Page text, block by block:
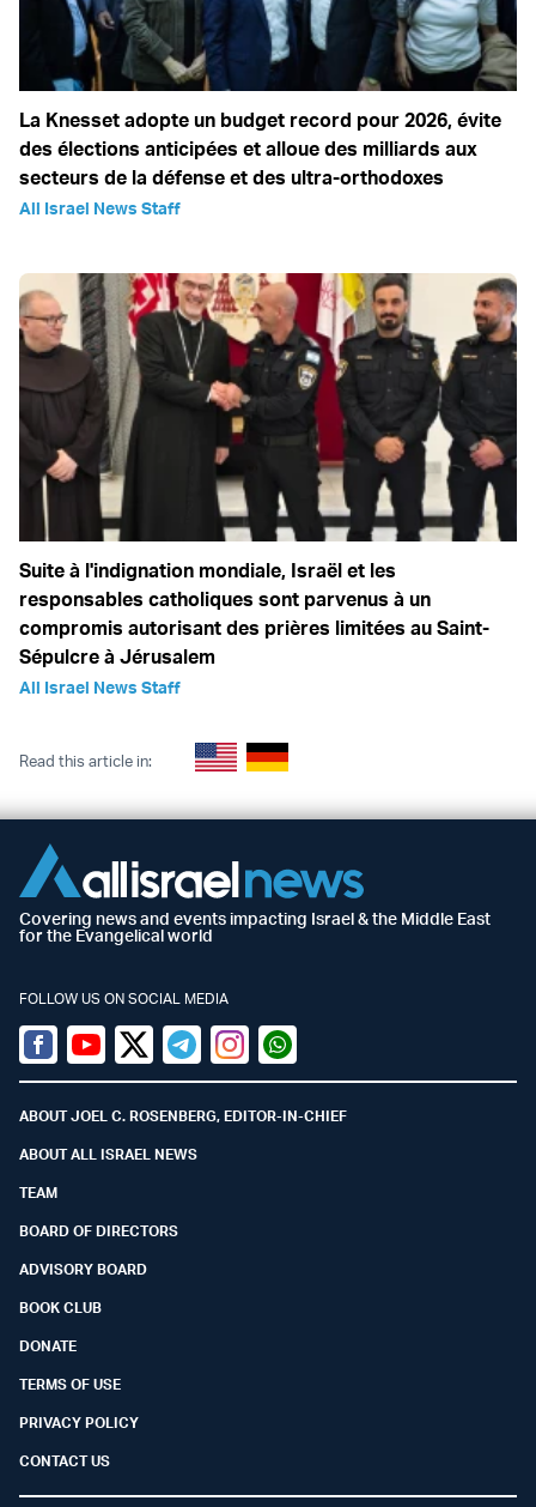
La Knesset adopte un budget record pour 2026, évite
des élections anticipées et alloue des milliards aux
secteurs de la défense et des ultra-orthodoxes
All Israel News Staff
Suite à l'indignation mondiale, Israël et les
responsables catholiques sont parvenus à un
compromis autorisant des prières limitées au Saint-
Sépulcre à Jérusalem
All Israel News Staff
Read this article in:
Covering news and events impacting Israel & the Middle East
for the Evangelical world
FOLLOW US ON SOCIAL MEDIA
Facebook
YoutubeTwitter (X)
TelegramInstagramWhatsapp
ABOUT JOEL C. ROSENBERG, EDITOR-IN-CHIEF
ABOUT ALL ISRAEL NEWS
TEAM
BOARD OF DIRECTORS
ADVISORY BOARD
BOOK CLUB
DONATE
TERMS OF USE
PRIVACY POLICY
CONTACT US